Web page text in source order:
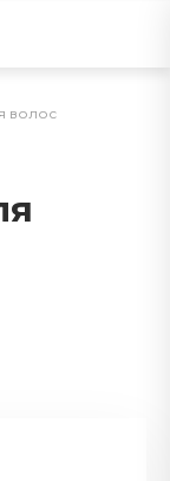
волос